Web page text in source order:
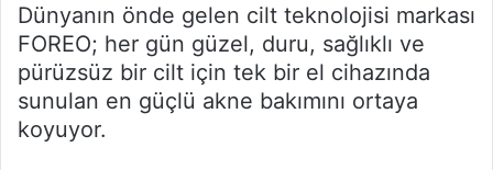
Dünyanın önde gelen cilt teknolojisi markası
FOREO; her gün güzel, duru, sağlıklı ve
pürüzsüz bir cilt için tek bir el cihazında
sunulan en güçlü akne bakımını ortaya
koyuyor.